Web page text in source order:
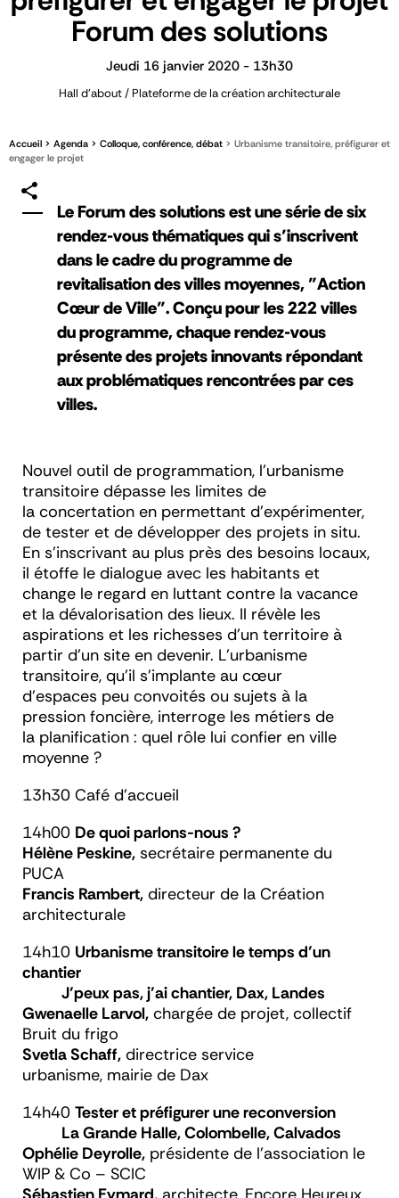
Forum des solutions
Jeudi 16 janvier 2020 - 13h30
Hall d'about / Plateforme de la création architecturale
Accueil Agenda Colloque, conférence, débat
Urbanisme transitoire, préfigurer et
engager le projet
Le Forum des solutions est une série de six
rendez-vous thématiques qui s’inscrivent
dans le cadre du programme de
revitalisation des villes moyennes, "Action
Cœur de Ville". Conçu pour les 222 villes
du programme, chaque rendez-vous
présente des projets innovants répondant
aux problématiques rencontrées par ces
villes.
Nouvel outil de programmation, l’urbanisme
transitoire dépasse les limites de
la concertation en permettant d’expérimenter,
de tester et de développer des projets in situ.
En s’inscrivant au plus près des besoins locaux,
il étoffe le dialogue avec les habitants et
change le regard en luttant contre la vacance
et la dévalorisation des lieux. Il révèle les
aspirations et les richesses d’un territoire à
partir d’un site en devenir. L’urbanisme
transitoire, qu’il s’implante au cœur
d’espaces peu convoités ou sujets à la
pression foncière, interroge les métiers de
la planification : quel rôle lui confier en ville
moyenne ?
13h30 Café d’accueil
14h00 De quoi parlons-nous ?
Hélène Peskine, secrétaire permanente du
PUCA
Francis Rambert, directeur de la Création
architecturale
14h10 Urbanisme transitoire le temps d’un
chantier
J’peux pas, j’ai chantier, Dax, Landes
Gwenaelle Larvol, chargée de projet, collectif
Bruit du frigo
Svetla Schaff, directrice service
urbanisme, mairie de Dax
14h40 Tester et préfigurer une reconversion
La Grande Halle, Colombelle, Calvados
Ophélie Deyrolle, présidente de l’association le
WIP & Co – SCIC